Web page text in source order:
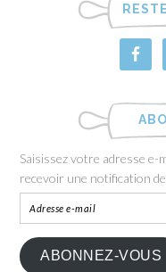
Saisissez votre adresse e-
recevoir une notification
ABONNEZ-VOUS